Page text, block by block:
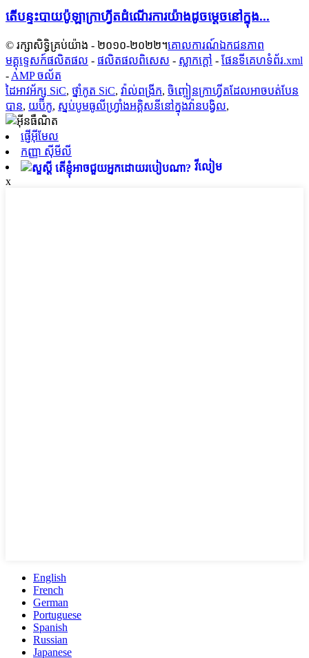
តើបន្ទះបាយប៉ូឡាក្រាហ្វីតដំណើរការយ៉ាងដូចម្តេចនៅក្នុង...
© រក្សាសិទ្ធិគ្រប់យ៉ាង - ២០១០-២០២២។គោលការណ៍ឯកជនភាព
មគ្គុទ្ទេសក៍ផលិតផល - ផលិតផលពិសេស - ស្លាក​ក្តៅ - ផែនទីគេហទំព័រ.xml
- AMP ចល័ត
ដៃអាវអ័ក្ស SiC, ថ្នាំកូត SiC, វ៉ាល់ពង្រីក, ចិញ្ចៀនក្រាហ្វីតដែលអាចបត់បែន
បាន, យប៊ីកូ, ស្នប់បូមធូលីហ្វ្រាំងអគ្គិសនីនៅក្នុងវ៉ានបង្វិល,
ផ្ញើអ៊ីមែល
កញ្ញា ស៊ីមីលី
វីលៀម
x
English
French
German
Portuguese
Spanish
Russian
Japanese